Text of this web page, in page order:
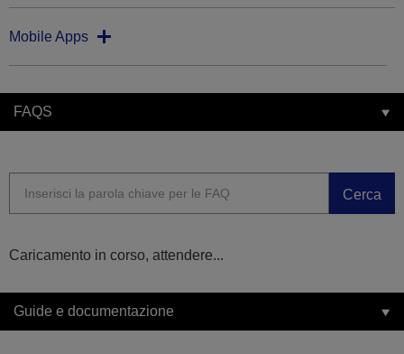
Mobile Apps
FAQS
Cerca
Caricamento in corso, attendere...
Guide e documentazione